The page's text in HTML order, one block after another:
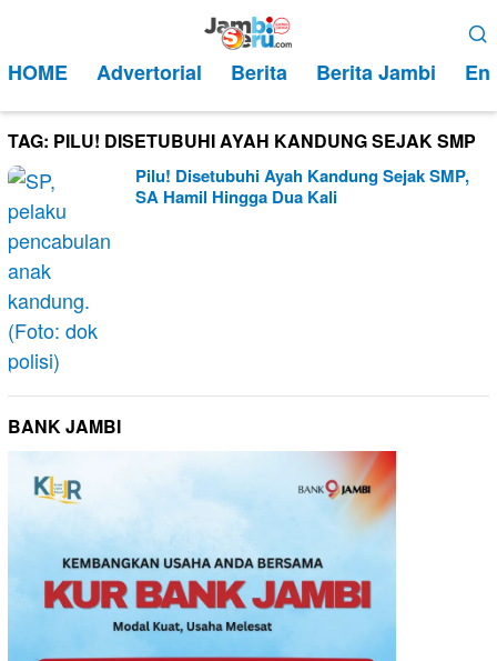
kontenMobile
HOME Advertorial Berita Berita Jambi
TAG: PILU! DISETUBUHI AYAH KANDUNG SEJAK SMP
Pilu! Disetubuhi Ayah Kandung Sejak SMP,
SA Hamil Hingga Dua Kali
BANK JAMBI